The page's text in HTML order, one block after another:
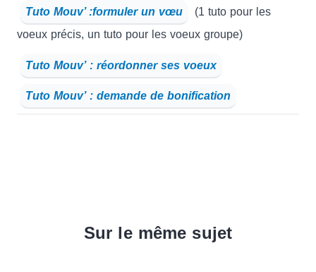
Tuto Mouv’ :formuler un vœu
(1 tuto pour les
voeux précis, un tuto pour les voeux groupe)
Tuto Mouv’ : réordonner ses voeux
Tuto Mouv’ : demande de bonification
Sur le même sujet